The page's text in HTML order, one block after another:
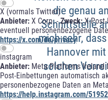
X (vormals Twitter)
Anbieter: X Corp. -Zweck:X-
eventuell personenbezogene
https://x.com/de/privacy
instagram
Anbieter: Meta Platforms
Post-Einbettungen automatisch
personenbezogene Daten an
https://help.instagram.com/
die genau
Schnittstelle
mich sehr,
Hannover
solchen